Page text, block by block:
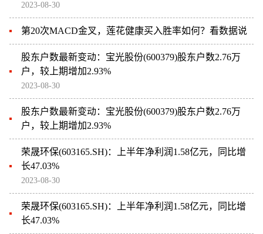
2023-08-30
第20次MACD金叉，莲花健康买入胜率如何？看数据说
股东户数最新变动：宝光股份(600379)股东户数2.76万
户，较上期增加2.93%
2023-08-30
股东户数最新变动：宝光股份(600379)股东户数2.76万
户，较上期增加2.93%
荣晟环保(603165.SH)：上半年净利润1.58亿元，同比增
长47.03%
2023-08-30
荣晟环保(603165.SH)：上半年净利润1.58亿元，同比增
长47.03%